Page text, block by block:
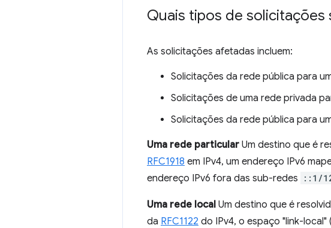
Quais tipos de solicitações
As solicitações afetadas incluem:
Solicitações da rede pública para
Solicitações de uma rede privada
Solicitações da rede pública para
Uma rede particular Um destino que é
RFC1918 em IPv4, um endereço IPv6
endereço IPv6 fora das sub-redes
::1/
Uma rede local Um destino que é
da RFC1122 do IPv4, o espaço "link-local" (